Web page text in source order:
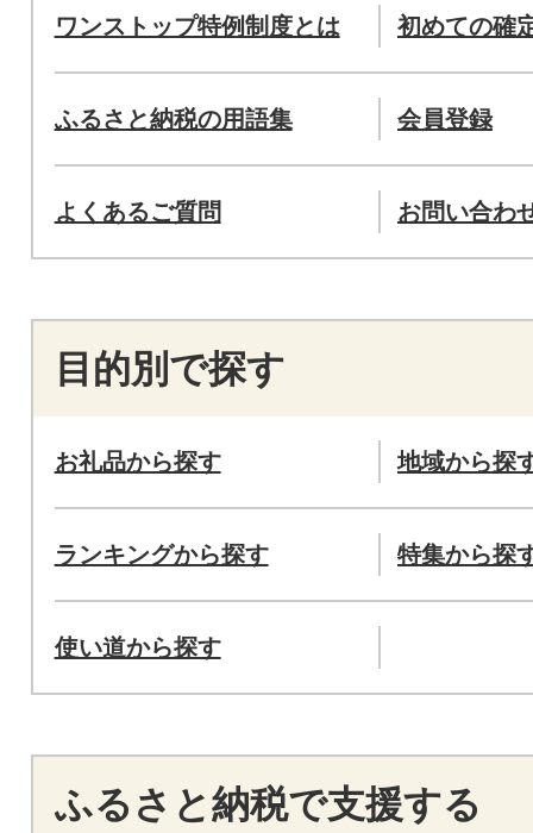
ワンストップ特例制度とは 初めての確
ふるさと納税の用語集 会員登録
よくあるご質問 お問い合わ
目的別で探す
お礼品から探す 地域から探
ランキングから探す 特集から探
使い道から探す
ふるさと納税で支援する